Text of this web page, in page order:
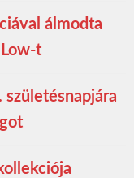
álmodta
t
születésnapjára